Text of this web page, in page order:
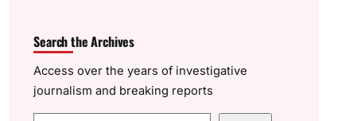
Search the Archives
Access over the years of investigative
journalism and breaking reports